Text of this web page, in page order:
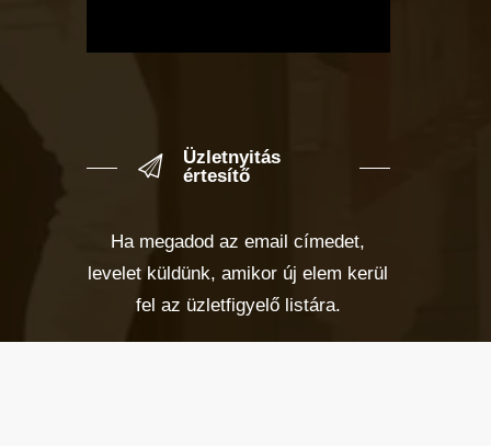
Üzletnyitás
értesítő
Ha megadod az email címedet,
levelet küldünk, amikor új elem kerül
fel az üzletfigyelő listára.